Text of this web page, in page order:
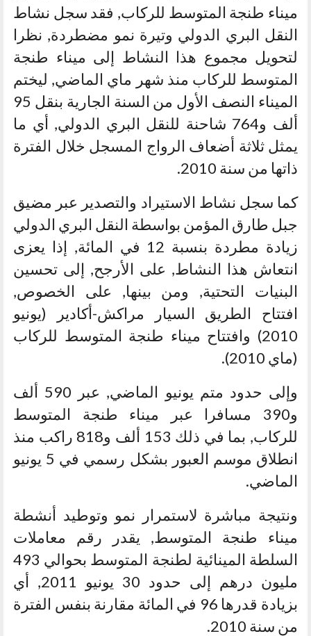
ميناء طنجة المتوسط للركاب, فقد سجل نشاط
النقل البري الدولي وتيرة نمو مضطردة, نظرا
لتحويل مجموع هذا النشاط إلى ميناء طنجة
المتوسط للركاب منذ شهر ماي الماضي, ليختم
الميناء النصف الأول من السنة الجارية بنقل 95
ألف و764 شاحنة للنقل البري الدولي, أي ما
يمثل ثلاثة أضعاف الرواج المسجل خلال الفترة
ذاتها من سنة 2010.
كما سجل نشاط الاستيراد والتصدير عبر مضيق
جبل طارق المؤمن بواسطة النقل البري الدولي
زيادة مطردة بنسبة 12 في المائة, إذا يعزى
انتعاش هذا النشاط, على الأرجح, إلى تحسين
البنيات التحتية, ومن بينها, على الخصوص,
افتتاح الطريق السيار مراكش-أكادير (يونيو
2010) وافتتاح ميناء طنجة المتوسط للركاب
(ماي 2010).
وإلى حدود متم يونيو الماضي, عبر 590 ألف
و390 مسافرا عبر ميناء طنجة المتوسط
للركاب, بما في ذلك 153 ألف و818 راكب منذ
انطلاق موسم العبور بشكل رسمي في 5 يونيو
الماضي.
ونتيجة مباشرة لاستمرار نمو وتوطيد أنشطة
ميناء طنجة المتوسط, يقدر رقم معاملات
السلطة المينائية لطنجة المتوسط بحوالي 493
مليون درهم إلى حدود 30 يونيو 2011, أي
بزيادة قدرها 96 في المائة مقارنة بنفس الفترة
من سنة 2010.